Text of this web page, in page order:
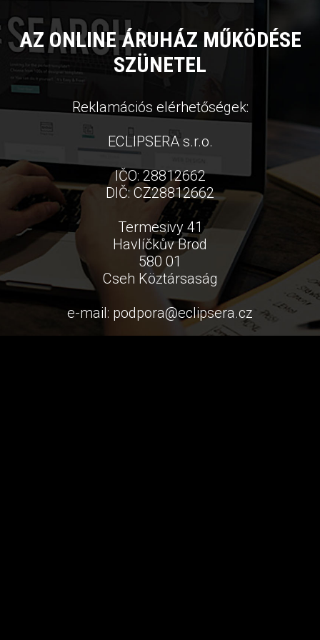
AZ ONLINE ÁRUHÁZ MŰKÖDÉSE
SZÜNETEL
Reklamációs elérhetőségek:
ECLIPSERA s.r.o.
IČO: 28812662
DIČ: CZ28812662
Termesivy 41
Havlíčkův Brod
580 01
Cseh Köztársaság
e-mail: podpora@eclipsera.cz